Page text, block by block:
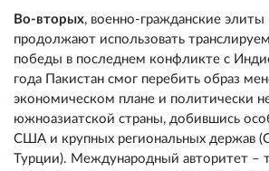
Во-вторых, военно-гражданские элиты
продолжают использовать
победы в последнем конфликте с
года Пакистан смог перебить образ
экономическом плане и политически
южноазиатской страны, добившись
США и крупных региональных держав
Турции). Международный авторитет –